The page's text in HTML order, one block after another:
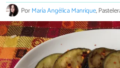
PorMaría Angélica Manrique,